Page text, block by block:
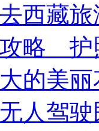
西藏旅
略 护
的美丽
人驾